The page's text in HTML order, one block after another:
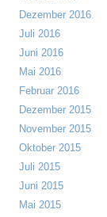
Dezember 2016
Juli 2016
Juni 2016
Mai 2016
Februar 2016
Dezember 2015
November 2015
Oktober 2015
Juli 2015
Juni 2015
Mai 2015